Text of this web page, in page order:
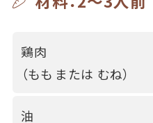
鶏肉
（もも または むね）
油